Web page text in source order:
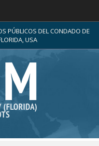
PÚBLICOS DEL CONDADO DE
USA